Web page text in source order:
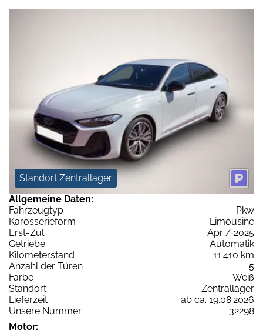
Standort Zentrallager
Allgemeine Daten:
Fahrzeugtyp
Pkw
Karosserieform
Limousine
Erst-Zul.
Apr / 2025
Getriebe
Automatik
Kilometerstand
11.410 km
Anzahl der Türen
5
Farbe
Weiß
Standort
Zentrallager
Lieferzeit
ab ca. 19.08.2026
Unsere Nummer
32298
Motor: